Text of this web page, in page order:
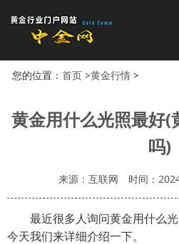
您的位置： 首页>黄金行情>
黄金用什么光照最好(
吗)
来源：互联网 时间：
最近很多人询问黄金用什么
今天我们来详细介绍一下。